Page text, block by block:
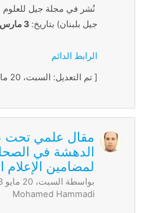
نُشر في مجلة جيل للعلوم
جيل بلبنان) بتاريخ:
الرابط الدائم
[ تم التعديل: السبت، 20 مايو 2023، 12:36 PM ]
مقال علمي تحت
الدهشة في
لمضامين الإعلام
بواسطة السبت، 20 مايو 2023، 11:12 AM -
Mohamed Hammadi